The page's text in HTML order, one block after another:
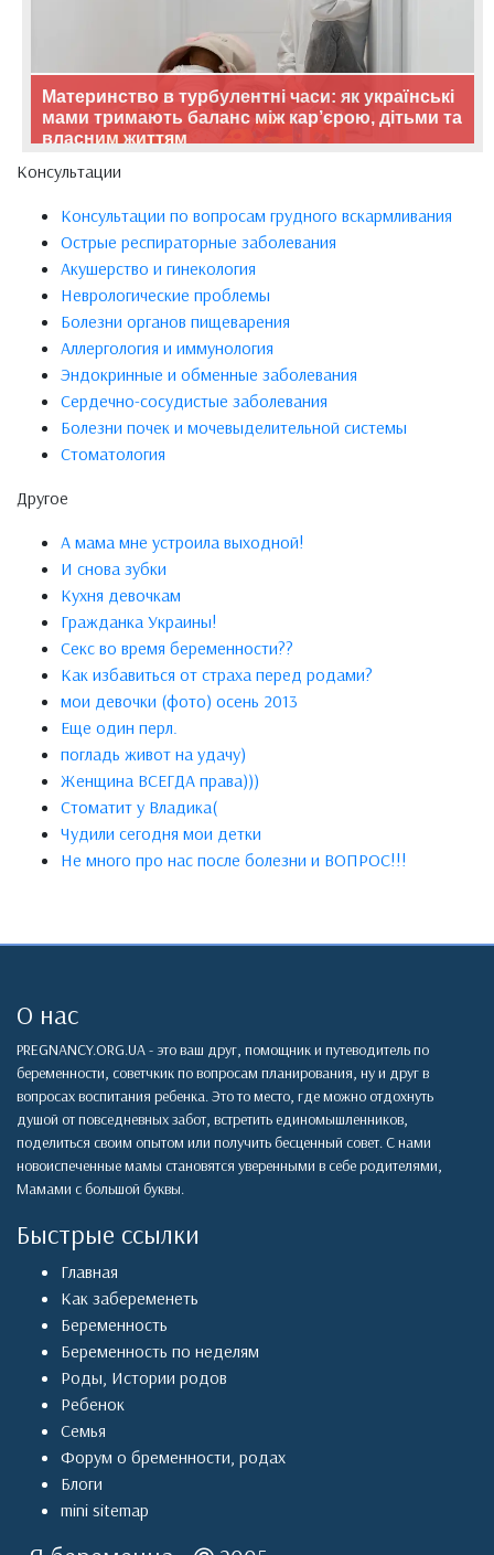
Материнство в турбулентні часи: як українські
мами тримають баланс між кар’єрою, дітьми та
власним життям
Консультации
Консультации по вопросам грудного вскармливания
Острые респираторные заболевания
Акушерство и гинекология
Неврологические проблемы
Болезни органов пищеварения
Аллергология и иммунология
Эндокринные и обменные заболевания
Сердечно-сосудистые заболевания
Болезни почек и мочевыделительной системы
Стоматология
Другое
А мама мне устроила выходной!
И снова зубки
Кухня девочкам
Гражданка Украины!
Секс во время беременности??
Как избавиться от страха перед родами?
мои девочки (фото) осень 2013
Еще один перл.
погладь живот на удачу)
Женщина ВСЕГДА права)))
Стоматит у Владика(
Чудили сегодня мои детки
Не много про нас после болезни и ВОПРОС!!!
О нас
PREGNANCY.ORG.UA - это ваш друг, помощник и путеводитель по
беременности, советчкик по вопросам планирования, ну и друг в
вопросах воспитания ребенка. Это то место, где можно отдохнуть
душой от повседневных забот, встретить единомышленников,
поделиться своим опытом или получить бесценный совет. С нами
новоиспеченные мамы становятся уверенными в себе родителями,
Мамами с большой буквы.
Быстрые ссылки
Главная
Как забеременеть
Беременность
Беременность по неделям
Роды, Истории родов
Ребенок
Семья
Форум о бременности, родах
Блоги
mini sitemap